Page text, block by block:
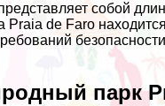
собой
Praia de Faro
парк